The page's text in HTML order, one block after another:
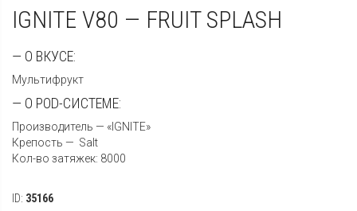
IGNITE V80 — FRUIT SPLASH
— О ВКУСЕ:
Мультифрукт
— О POD-СИСТЕМЕ:
Производитель — «IGNITE»
Крепость — Salt
Кол-во затяжек: 8000
ID: 35166